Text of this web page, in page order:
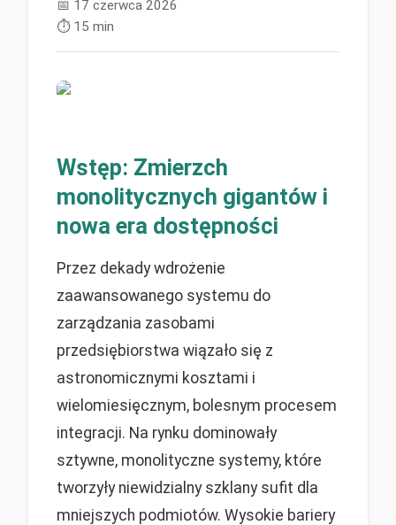
📅 17 czerwca 2026
⏱️ 15 min
Wstęp: Zmierzch
monolitycznych gigantów i
nowa era dostępności
Przez dekady wdrożenie
zaawansowanego systemu do
zarządzania zasobami
przedsiębiorstwa wiązało się z
astronomicznymi kosztami i
wielomiesięcznym, bolesnym procesem
integracji. Na rynku dominowały
sztywne, monolityczne systemy, które
tworzyły niewidzialny szklany sufit dla
mniejszych podmiotów. Wysokie bariery